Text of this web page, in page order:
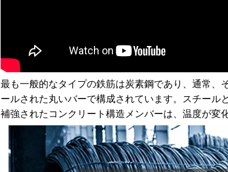
最も一般的なタイプの鉄筋は炭素鋼であり、通常、
ールされた丸いバーで構成されています。スチール
補強されたコンクリート構造メンバーは、温度が変